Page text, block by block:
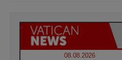
08.08.2026